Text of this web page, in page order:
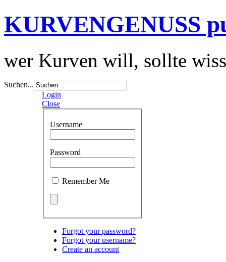
KURVENGENUSS
wer Kurven will, sollte
Suchen...
Login
Close
Username
Password
Remember Me
Forgot your password?
Forgot your username?
Create an account